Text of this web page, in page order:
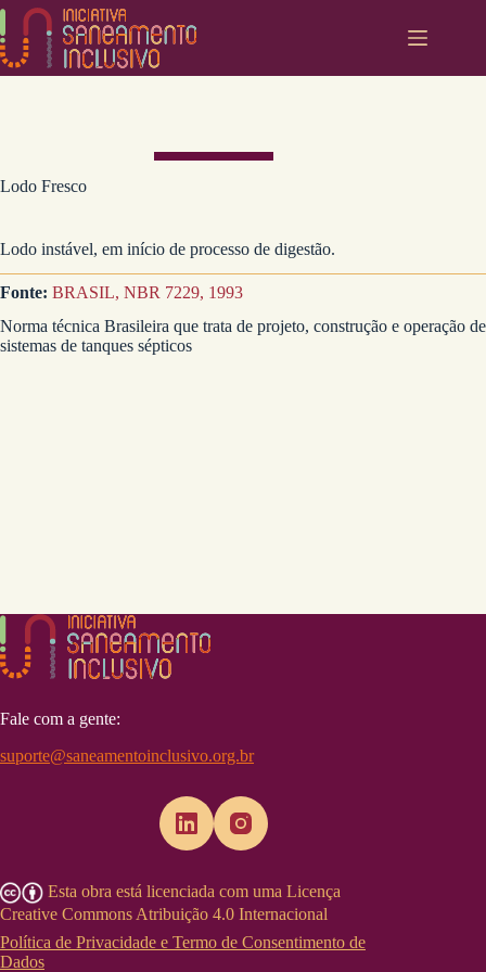
Pular
o
conteúdo
Lodo Fresco
Lodo instável, em início de processo de digestão.
Fonte: BRASIL, NBR 7229, 1993
Norma técnica Brasileira que trata de projeto, construção e operação de
sistemas de tanques sépticos
Fale com a gente:
suporte@saneamentoinclusivo.org.br
Esta obra está licenciada com uma Licença
Creative Commons Atribuição 4.0 Internacional
Política de Privacidade e Termo de Consentimento de
Dados